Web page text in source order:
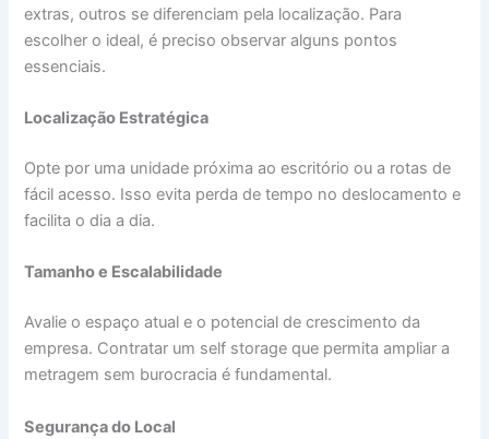
extras, outros se diferenciam pela localização. Para
escolher o ideal, é preciso observar alguns pontos
essenciais.
Localização Estratégica
Opte por uma unidade próxima ao escritório ou a rotas de
fácil acesso. Isso evita perda de tempo no deslocamento e
facilita o dia a dia.
Tamanho e Escalabilidade
Avalie o espaço atual e o potencial de crescimento da
empresa. Contratar um self storage que permita ampliar a
metragem sem burocracia é fundamental.
Segurança do Local